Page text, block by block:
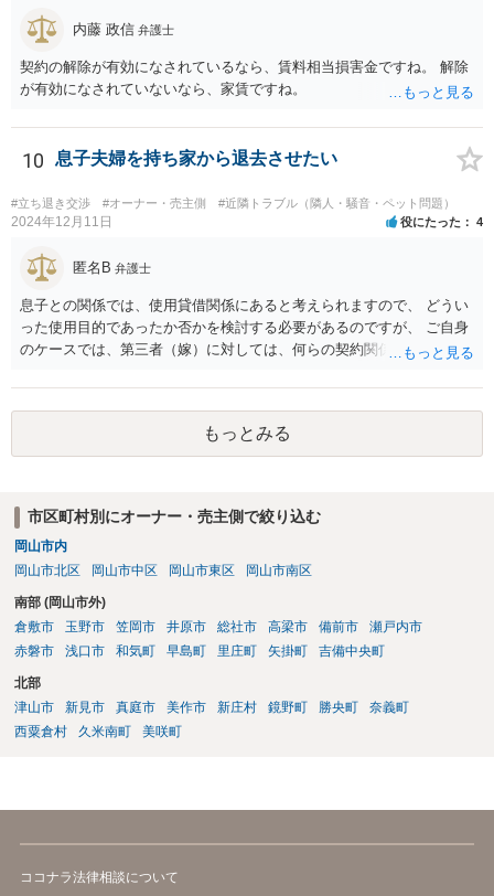
内藤 政信 弁護士
契約の解除が有効になされているなら、賃料相当損害金ですね。 解除
が有効になされていないなら、家賃ですね。
10 息子夫婦を持ち家から退去させたい
#立ち退き交渉 #オーナー・売主側 #近隣トラブル（隣人・騒音・ペット問題）
2024年12月11日 役にたった 4
匿名B 弁護士
息子との関係では、使用貸借関係にあると考えられますので、 どうい
った使用目的であったか否かを検討する必要があるのですが、 ご自身
のケースでは、第三者（嫁）に対しては、何らの契約関係にもなく、
るまで賃料相当の損害賠償を続ける）。また、息子との関係でも、勝
手に第三者に又貸ししたとして、使用貸借契約の解除を検討すること
も考えられます。 ただ、同じ家にお住まいということですので、 場合
によっては、安全面を考慮して、警察へ事前に相談（あまり親身に対
の申立てもご検討なさるとよいかと思います。
もっとみる
市区町村別にオーナー・売主側で絞り込む
岡山市内
岡山市北区
岡山市中区 岡山市東区 岡山市南区
南部 (岡山市外)
倉敷市
玉野市 笠岡市 井原市 総社市 高梁市 備前市
瀬戸内市
赤磐市
浅口市 和気町 早島町 里庄町 矢掛町 吉備中央町
北部
津山市
新見市 真庭市 美作市 新庄村 鏡野町 勝央町
奈義町
西粟倉村
久米南町 美咲町
ココナラ法律相談について